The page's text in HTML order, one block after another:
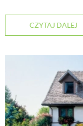
CZYTAJ DALEJ